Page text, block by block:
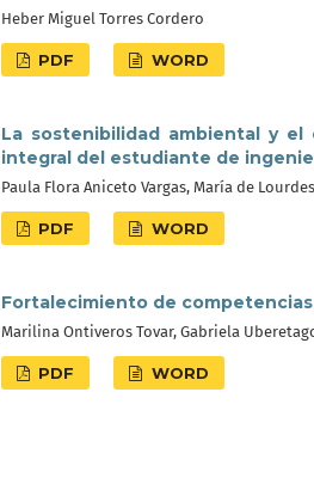
Heber Miguel Torres Cordero
PDF WORD
La sostenibilidad ambiental y
integral del estudiante de
Paula Flora Aniceto Vargas, María de
PDF WORD
Fortalecimiento de
Marilina Ontiveros Tovar, Gabriela
PDF WORD